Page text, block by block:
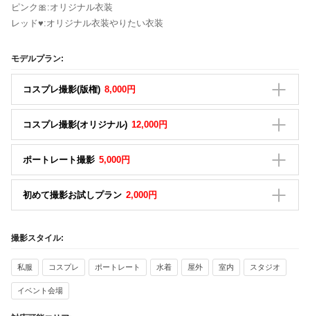
ピンク🎀:オリジナル衣装
レッド♥️:オリジナル衣装やりたい衣装
モデルプラン:
コスプレ撮影(版権) 8,000円
コスプレ撮影(オリジナル) 12,000円
ポートレート撮影 5,000円
初めて撮影お試しプラン 2,000円
撮影スタイル:
私服 コスプレ ポートレート 水着 屋外 室内 スタジオ
イベント会場